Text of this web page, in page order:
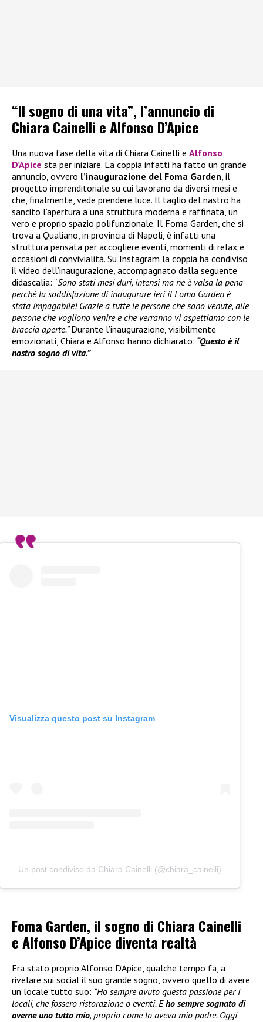
“Il sogno di una vita”, l’annuncio di
Chiara Cainelli e Alfonso D’Apice
Una nuova fase della vita di Chiara Cainelli e Alfonso
D’Apice sta per iniziare. La coppia infatti ha fatto un grande
annuncio, ovvero l’inaugurazione del Foma Garden, il
progetto imprenditoriale su cui lavorano da diversi mesi e
che, finalmente, vede prendere luce. Il taglio del nastro ha
sancito l’apertura a una struttura moderna e raffinata, un
vero e proprio spazio polifunzionale. Il Foma Garden, che si
trova a Qualiano, in provincia di Napoli, è infatti una
struttura pensata per accogliere eventi, momenti di relax e
occasioni di convivialità. Su Instagram la coppia ha condiviso
il video dell’inaugurazione, accompagnato dalla seguente
didascalia: “Sono stati mesi duri, intensi ma ne è valsa la pena
perché la soddisfazione di inaugurare ieri il Foma Garden è
stata impagabile! Grazie a tutte le persone che sono venute, alle
persone che vogliono venire e che verranno vi aspettiamo con le
braccia aperte.”Durante l’inaugurazione, visibilmente
emozionati, Chiara e Alfonso hanno dichiarato: “Questo è il
nostro sogno di vita.”
Visualizza questo post su Instagram
Un post condiviso da Chiara Cainelli (@chiara_cainelli)
Foma Garden, il sogno di Chiara Cainelli
e Alfonso D’Apice diventa realtà
Era stato proprio Alfonso D’Apice, qualche tempo fa, a
rivelare sui social il suo grande sogno, ovvero quello di avere
un locale tutto suo: “Ho sempre avuto questa passione per i
locali, che fossero ristorazione o eventi. Eho sempre sognato di
averne uno tutto mio, proprio come lo aveva mio padre. Oggi